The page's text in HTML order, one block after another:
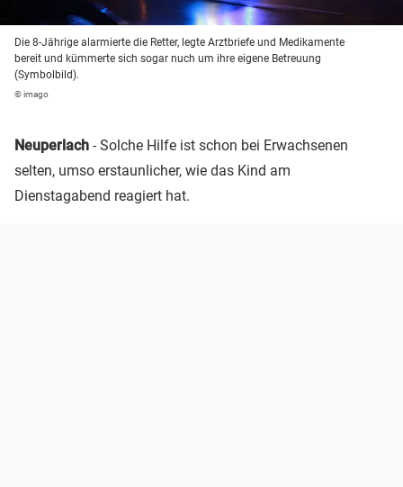
Die 8-Jährige alarmierte die Retter, legte Arztbriefe und Medikamente
bereit und kümmerte sich sogar nuch um ihre eigene Betreuung
(Symbolbild).
© imago
Neuperlach - Solche Hilfe ist schon bei Erwachsenen
selten, umso erstaunlicher, wie das Kind am
Dienstagabend reagiert hat.